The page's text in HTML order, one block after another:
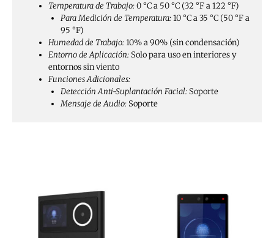
Temperatura de Trabajo:0 °C a 50 °C (32 °F a 122 °F)
Para Medición de Temperatura:10 °C a 35 °C (50 °F a
95 °F)
Humedad de Trabajo:10% a 90% (sin condensación)
Entorno de Aplicación: Solo para uso en interiores y
entornos sin viento
Funciones Adicionales:
Detección Anti-Suplantación Facial:Soporte
Mensaje de Audio:Soporte